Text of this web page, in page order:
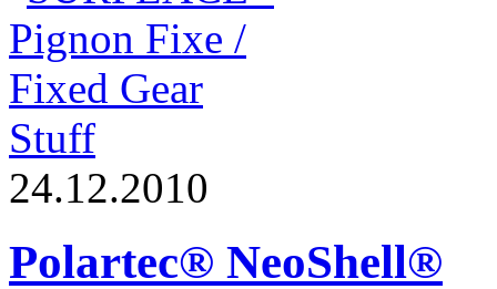
Stuff
24.12.2010
Polartec® NeoShell®